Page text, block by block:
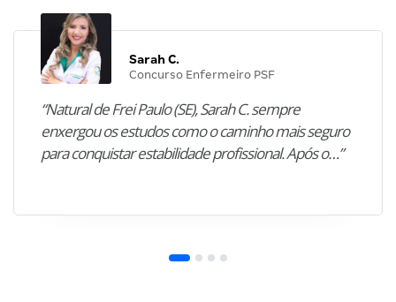
Sarah C.
Concurso Enfermeiro PSF
“Natural de Frei Paulo (SE), Sarah C. sempre
enxergou os estudos como o caminho mais seguro
para conquistar estabilidade profissional. Após o…”